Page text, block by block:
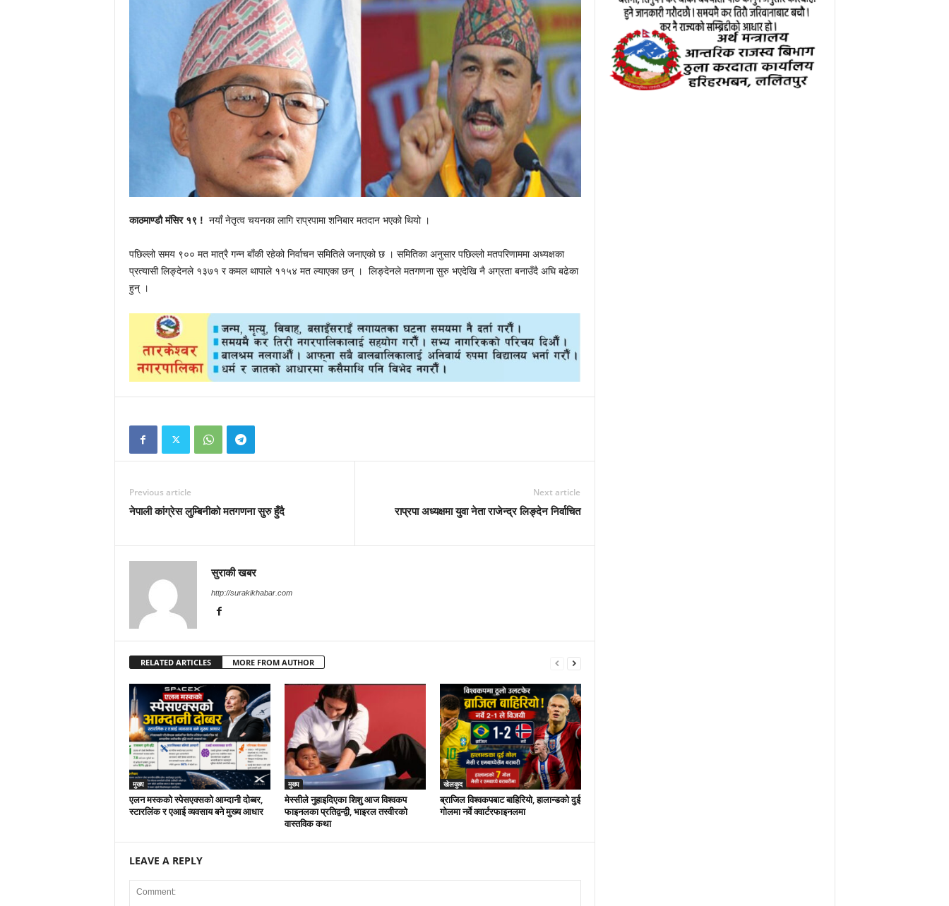
काठमाण्डौ मंसिर १९ ! नयाँ नेतृत्व चयनका लागि राप्रपामा शनिबार मतदान भएको थियो ।
पछिल्लो समय ९०० मत मात्रै गन्न बाँकी रहेको निर्वाचन समितिले जनाएको छ । समितिका अनुसार पछिल्लो मतपरिणाममा अध्यक्षका
प्रत्यासी लिङ्देनले १३७१ र कमल थापाले ११५४ मत ल्याएका छन् । लिङ्देनले मतगणना सुरु भएदेखि नै अग्रता बनाउँदै अघि बढेका
हुन् ।
Previous article
नेपाली कांग्रेस लुम्बिनीको मतगणना सुरु हुँदै
Next article
राप्रपा अध्यक्षमा युवा नेता राजेन्द्र लिङ्देन निर्वाचित
सुराकी खबर
http://surakikhabar.com
RELATED ARTICLES MORE FROM AUTHOR
मुख्य
एलन मस्कको स्पेसएक्सको आम्दानी दोब्बर,
स्टारलिंक र एआई व्यवसाय बने मुख्य आधार
मुख्य
मेस्सीले नुहाइदिएका शिशु आज विश्वकप
फाइनलका प्रतिद्वन्द्वी, भाइरल तस्वीरको
वास्तविक कथा
खेलकुद
ब्राजिल विश्वकपबाट बाहिरियो, हालान्डको दुई
गोलमा नर्वे क्वार्टरफाइनलमा
LEAVE A REPLY